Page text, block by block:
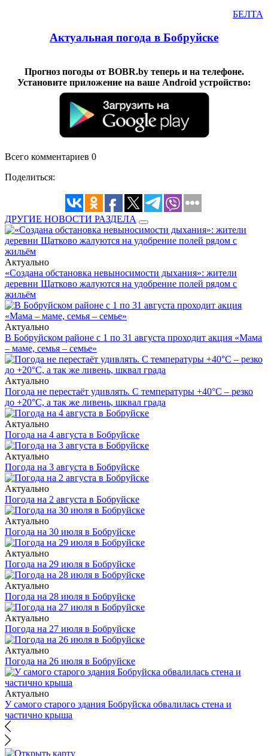
БЕЛТА
Актуальная погода в Бобруйске
Прогноз погоды от BOBR.by теперь и на телефоне.
Установите приложение на ваше Android устройство:
Всего комментариев 0
Поделиться:
ДРУГИЕ НОВОСТИ РАЗДЕЛА
Актуально
«Создана обстановка невыносимости дыхания»: жители
деревни Щатково жалуются на удобрение полей рядом с
жильём
Актуально
В Бобруйском районе с 1 по 31 августа проходит акция «Мама
– маме, семья – семье»
Актуально
Погода не перестаёт удивлять. С температуры +40°С – резко
до +20°С, а так же ливень, шквал града
Актуально
Погода на 4 августа в Бобруйске
Актуально
Погода на 3 августа в Бобруйске
Актуально
Погода на 2 августа в Бобруйске
Актуально
Погода на 30 июля в Бобруйске
Актуально
Погода на 29 июля в Бобруйске
Актуально
Погода на 28 июля в Бобруйске
Актуально
Погода на 27 июля в Бобруйске
Актуально
Погода на 26 июля в Бобруйске
Актуально
У самого старого здания Бобруйска обвалилась стена и
частично крыша